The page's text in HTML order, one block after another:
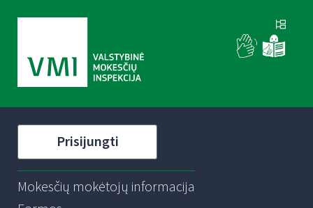
Prisijungti
Mokesčių mokėtojų informacija